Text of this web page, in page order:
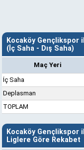
Kocaköy Gençlikspor
(İç Saha - Dış Saha)
Maç Yeri
İç Saha
Deplasman
TOPLAM
Kocaköy Gençlikspor
Liglere Göre Rekabet